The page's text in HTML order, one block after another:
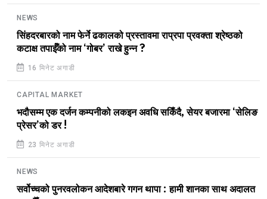
NEWS
सिंहदरबारको नाम फेर्ने ढकालको प्रस्तावमा राप्रपा प्रवक्ता श्रेष्ठको
कटाक्ष तपाईँको नाम ‘गोबर’ राखे हुन्न ?
16 मिनेट अगाडी
CAPITAL MARKET
भदौसम्म एक दर्जन कम्पनीको लकइन अवधि सकिँदै, सेयर बजारमा ‘सेलिङ
प्रेसर’को डर !
23 मिनेट अगाडी
NEWS
सर्वोच्चको पुनरवलोकन आदेशबारे गगन थापा : हामी शानका साथ अदालत